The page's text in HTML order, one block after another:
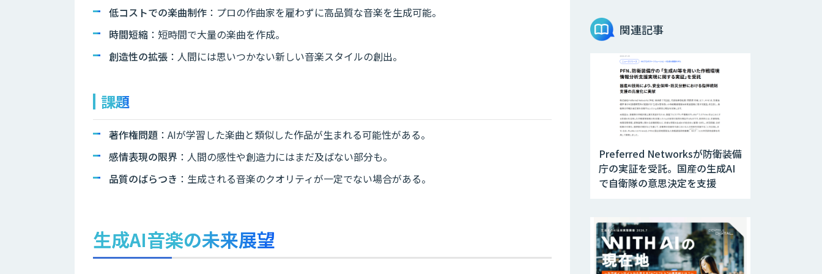
低コストでの楽曲制作 ：プロの作曲家を雇わずに高品質な音楽を生成可能。
時間短縮 ：短時間で大量の楽曲を作成。
創造性の拡張 ：人間には思いつかない新しい音楽スタイルの創出。
課題
著作権問題 ：AIが学習した楽曲と類似した作品が生まれる可能性がある。
感情表現の限界 ：人間の感性や創造力にはまだ及ばない部分も。
品質のばらつき ：生成される音楽のクオリティが一定でない場合がある。
生成AI音楽の未来展望
AIR-NEXUS
Acompany セキ
ュアチャット
AI価格調査ツール
Smapra
Agentsense
関連記事
Preferred Networksが防衛装備
庁の実証を受託。国産の生成AI
で自衛隊の意思決定を支援